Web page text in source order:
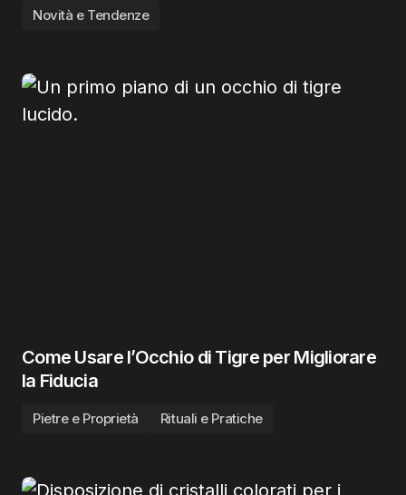
Novità e Tendenze
Come Usare l’Occhio di Tigre per Migliorare
la Fiducia
Pietre e Proprietà Rituali e Pratiche